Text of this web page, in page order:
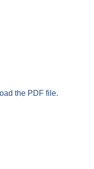
the PDF file.